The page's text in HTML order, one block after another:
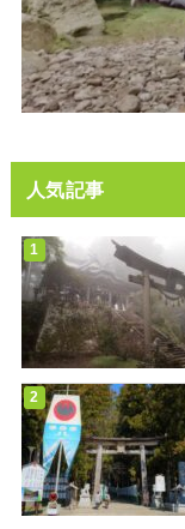
人気記事